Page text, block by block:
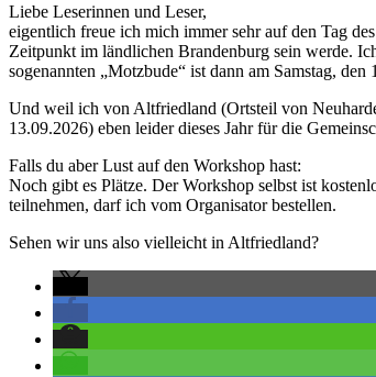
Liebe Leserinnen und Leser,
eigentlich freue ich mich immer sehr auf den Tag
Zeitpunkt im ländlichen Brandenburg sein werde.
sogenannten „Motzbude“ ist dann am Samstag, den
Und weil ich von Altfriedland (Ortsteil von
13.09.2026) eben leider dieses Jahr für die
Falls du aber Lust auf den Workshop hast:
Noch gibt es Plätze. Der Workshop selbst ist
teilnehmen, darf ich vom Organisator bestellen.
Sehen wir uns also vielleicht in Altfriedland?